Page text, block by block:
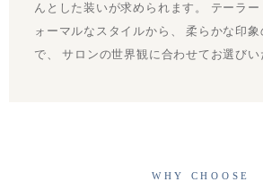
んとした装いが求められます。 テーラ
ォーマルなスタイルから、 柔らかな印象
で、 サロンの世界観に合わせてお選びい
WHY CHOOSE